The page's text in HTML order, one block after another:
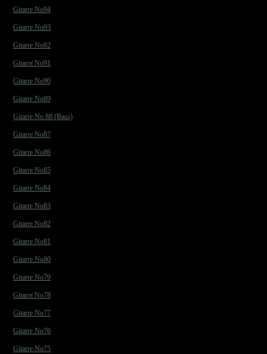
Gitarre No94
Gitarre No93
Gitarre No92
Gitarre No91
Gitarre No90
Gitarre No89
Gitarre No 88 (Bass)
Gitarre No87
Gitarre No86
Gitarre No85
Gitarre No84
Gitarre No83
Gitarre No82
Gitarre No81
Gitarre No80
Gitarre No79
Gitarre No78
Gitarre No77
Gitarre No76
Gitarre No75